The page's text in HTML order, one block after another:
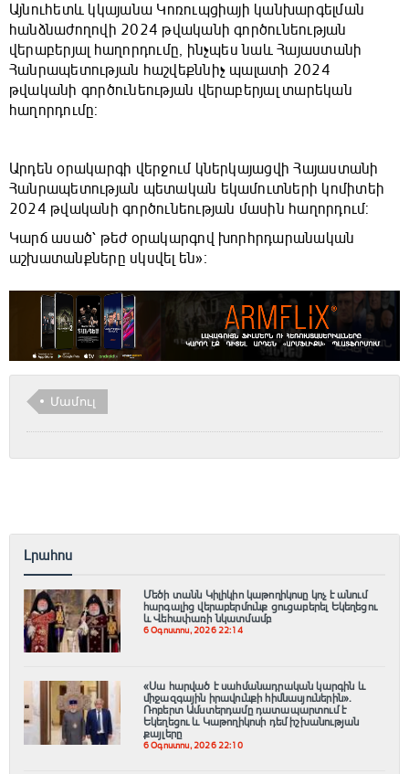
Այնուհետև կկայանա Կոռուպցիայի կանխարգելման
հանձնաժողովի 2024 թվականի գործունեության
վերաբերյալ հաղորդումը, ինչպես նաև Հայաստանի
Հանրապետության հաշվեքննիչ պալատի 2024
թվականի գործունեության վերաբերյալ տարեկան
հաղորդումը:
Արդեն օրակարգի վերջում կներկայացվի Հայաստանի
Հանրապետության պետական եկամուտների կոմիտեի
2024 թվականի գործունեության մասին հաղորդում:
Կարճ ասած՝ թեժ օրակարգով խորհրդարանական
աշխատանքները սկսվել են»։
Մամուլ
Լրահոս
Մեծի տանն Կիլիկիո կաթողիկոսը կոչ է անում
հարգալից վերաբերմունք ցուցաբերել Եկեղեցու
և Վեհափառի նկատմամբ
6 Օգոստոս, 2026 22:14
«Սա հարված է սահմանադրական կարգին և
միջազգային իրավունքի հիմնասյուներին»․
Ռոբերտ Ամստերդամը դատապարտում է
Եկեղեցու և Կաթողիկոսի դեմ իշխանության
քայլերը
6 Օգոստոս, 2026 22:10